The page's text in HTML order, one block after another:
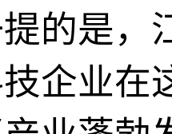
的是，
企业在